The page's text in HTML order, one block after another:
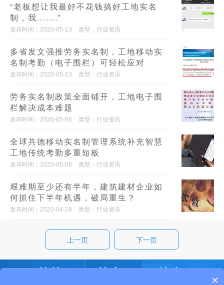
“老板想让我最好不花钱搞好工地实名
制，我.......”
发布时间：2020-05-13 类型：行业资讯
多省发文强推劳务实名制，工地移动实
名制考勤（电子围栏）可轻松应对
发布时间：2020-05-13 类型：行业资讯
劳务实名制政策全面铺开，工地电子围
栏解决成本难题
发布时间：2020-05-06 类型：行业资讯
全球共德移动实名制管理系统补充智慧
工地传统考勤多重短板
发布时间：2020-05-06 类型：行业资讯
艰难期至少还有半年，建筑建材企业如
何抓住下半年机遇，破局重生？
发布时间：2020-04-28 类型：行业资讯
上一页 下一页
×